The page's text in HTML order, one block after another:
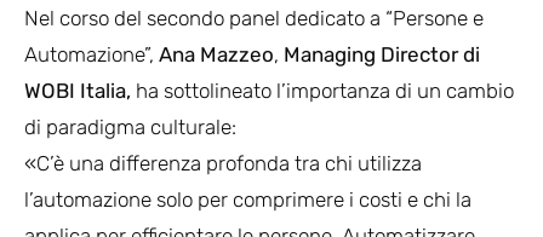
Nel corso del secondo panel dedicato a “Persone e
Automazione”, Ana Mazzeo, Managing Director di
WOBI Italia, ha sottolineato l’importanza di un cambio
di paradigma culturale:
«C’è una differenza profonda tra chi utilizza
l’automazione solo per comprimere i costi e chi la